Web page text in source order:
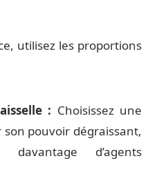
utilisez les proportions
: Choisissez une
pouvoir dégraissant,
d’agents